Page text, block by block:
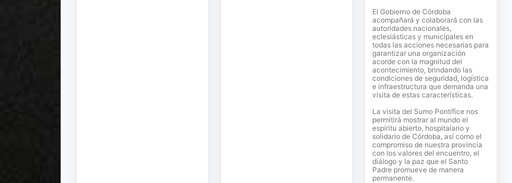
El Gobierno de Córdoba
acompañará y colaborará con las
autoridades nacionales,
eclesiásticas y municipales en
todas las acciones necesarias para
garantizar una organización
acorde con la magnitud del
acontecimiento, brindando las
condiciones de seguridad, logística
e infraestructura que demanda una
visita de estas características.
La visita del Sumo Pontífice nos
permitirá mostrar al mundo el
espíritu abierto, hospitalario y
solidario de Córdoba, así como el
compromiso de nuestra provincia
con los valores del encuentro, el
diálogo y la paz que el Santo
Padre promueve de manera
permanente.